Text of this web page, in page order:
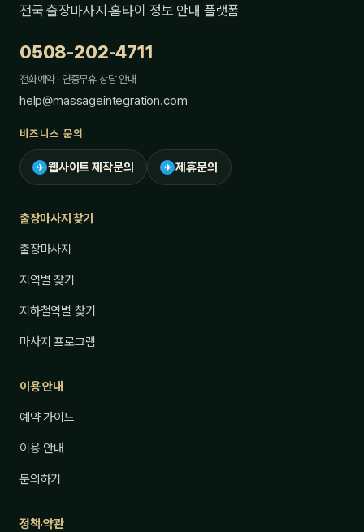
전국 출장마사지·홈타이 정보 안내 플랫폼
0508-202-4711
전화예약 · 연중무휴 상담 안내
help@massageintegration.com
비즈니스 문의
✈ 웹사이트 제작문의 ✈ 제휴문의
출장마사지 찾기
출장마사지
지역별 찾기
지하철역별 찾기
마사지 프로그램
이용 안내
예약 가이드
이용 안내
문의하기
정책·약관